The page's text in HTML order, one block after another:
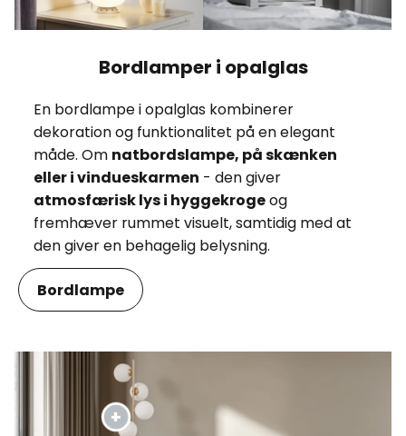
Bordlamper i opalglas
En bordlampe i opalglas kombinerer
dekoration og funktionalitet på en elegant
måde. Om natbordslampe, på skænken
eller i vindueskarmen - den giver
atmosfærisk lys i hyggekrogeog
fremhæver rummet visuelt, samtidig med at
den giver en behagelig belysning.
Bordlampe